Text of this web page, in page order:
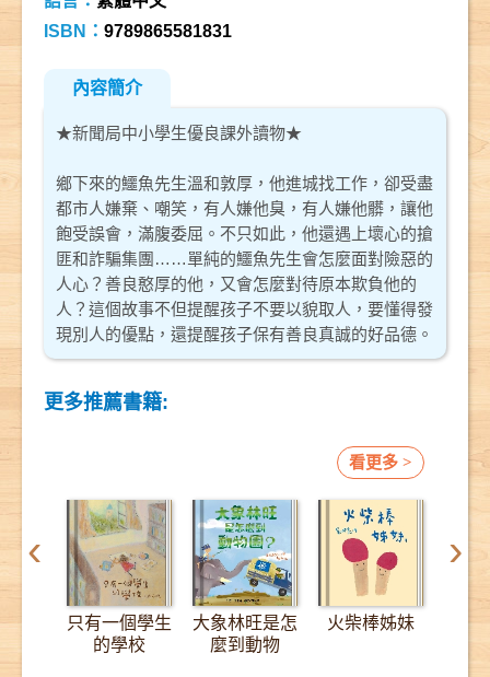
ISBN：9789865581831
內容簡介
★新聞局中小學生優良課外讀物★
鄉下來的鱷魚先生溫和敦厚，他進城找工作，卻受盡
都市人嫌棄、嘲笑，有人嫌他臭，有人嫌他髒，讓他
飽受誤會，滿腹委屈。不只如此，他還遇上壞心的搶
匪和詐騙集團……單純的鱷魚先生會怎麼面對險惡的
人心？善良憨厚的他，又會怎麼對待原本欺負他的
人？這個故事不但提醒孩子不要以貌取人，要懂得發
現別人的優點，還提醒孩子保有善良真誠的好品德。
更多推薦書籍:
看更多 >
‹ ›
只有一個學生
的學校
大象林旺是怎
麼到動物
火柴棒姊妹